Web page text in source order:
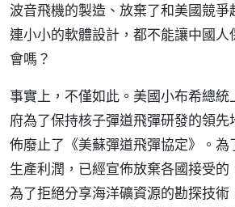
波音飛機的製造、放棄了和美國競爭
連小小的軟體設計，都不能讓中國人
會嗎？
事實上，不僅如此。美國小布希總統
府為了保持核子彈道飛彈研發的領先
佈廢止了《美蘇彈道飛彈協定》。為
生產利潤，已經宣佈放棄各國接受的
為了拒絕分享海洋礦資源的勘探技術